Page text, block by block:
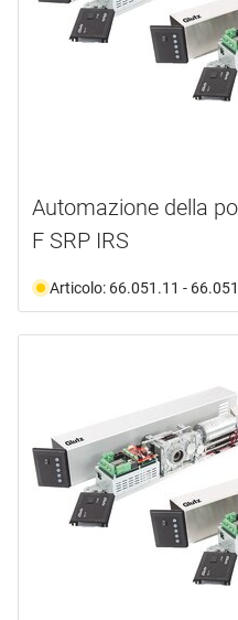
Automazione della
F SRP IRS
Articolo: 66.051.11 -